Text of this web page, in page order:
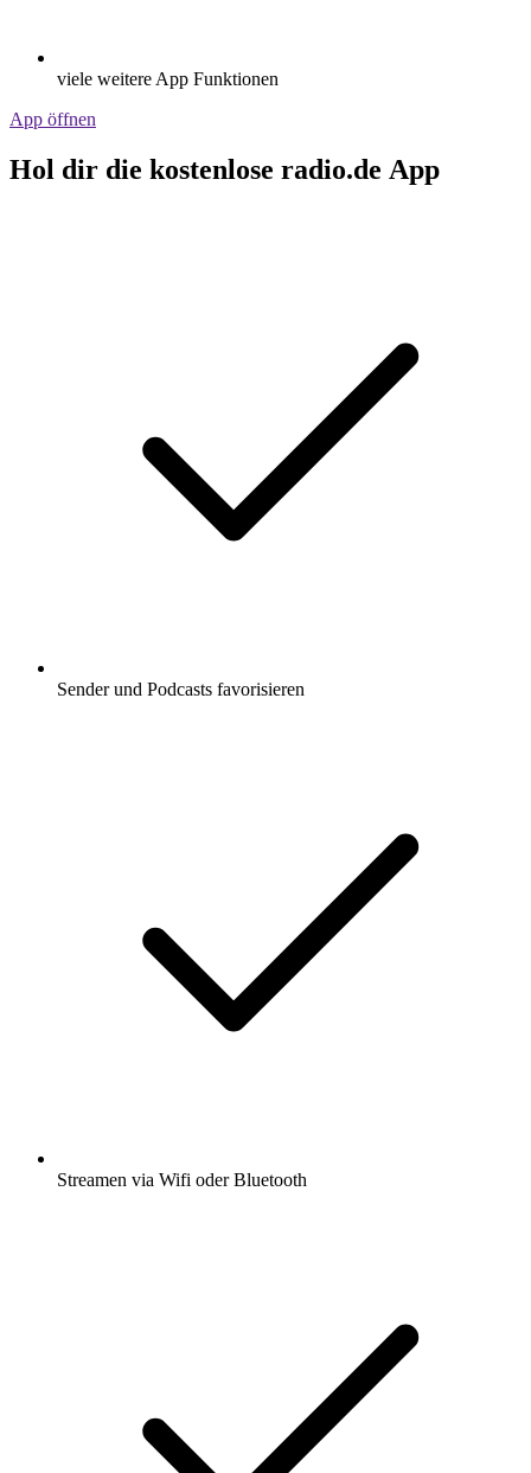
viele weitere App Funktionen
App öffnen
Hol dir die kostenlose radio.de App
Sender und Podcasts favorisieren
Streamen via Wifi oder Bluetooth